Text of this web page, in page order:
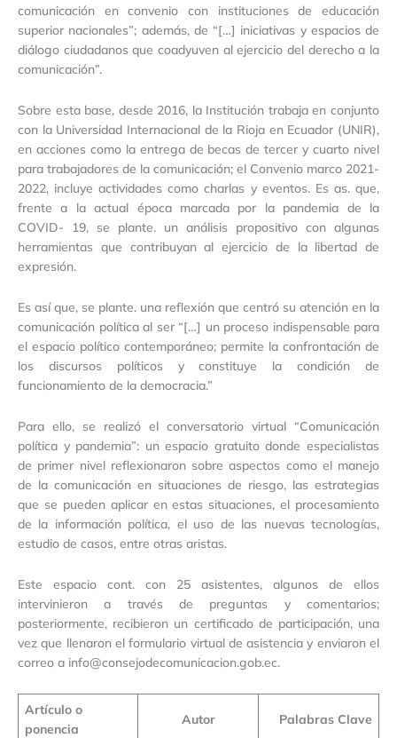
comunicación en convenio con instituciones de educación
superior nacionales”; además, de “[…] iniciativas y espacios de
diálogo ciudadanos que coadyuven al ejercicio del derecho a la
comunicación”.
Sobre esta base, desde 2016, la Institución trabaja en conjunto
con la Universidad Internacional de la Rioja en Ecuador (UNIR),
en acciones como la entrega de becas de tercer y cuarto nivel
para trabajadores de la comunicación; el Convenio marco 2021-
2022, incluye actividades como charlas y eventos. Es as. que,
frente a la actual época marcada por la pandemia de la
COVID- 19, se plante. un análisis propositivo con algunas
herramientas que contribuyan al ejercicio de la libertad de
expresión.
Es así que, se plante. una reflexión que centró su atención en la
comunicación política al ser “[…] un proceso indispensable para
el espacio político contemporáneo; permite la confrontación de
los discursos políticos y constituye la condición de
funcionamiento de la democracia.”
Para ello, se realizó el conversatorio virtual “Comunicación
política y pandemia”: un espacio gratuito donde especialistas
de primer nivel reflexionaron sobre aspectos como el manejo
de la comunicación en situaciones de riesgo, las estrategias
que se pueden aplicar en estas situaciones, el procesamiento
de la información política, el uso de las nuevas tecnologías,
estudio de casos, entre otras aristas.
Este espacio cont. con 25 asistentes, algunos de ellos
intervinieron a través de preguntas y comentarios;
posteriormente, recibieron un certificado de participación, una
vez que llenaron el formulario virtual de asistencia y enviaron el
correo a info@consejodecomunicacion.gob.ec.
Artículo o
ponencia
Autor Palabras Clave